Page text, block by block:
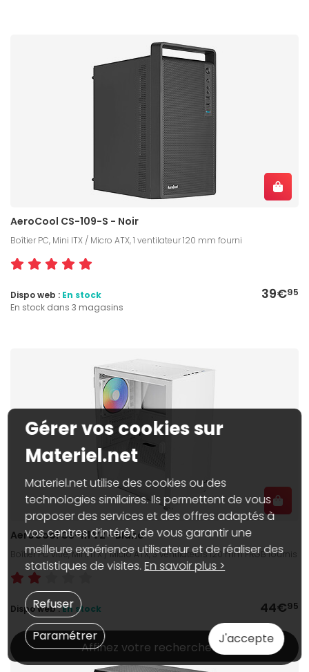
AeroCool CS-109-S - Noir
Boîtier PC, Mini ITX / Micro ATX, 1 ventilateur 120 mm fourni
39€95
Dispo web : En stock
En stock dans 3 magasins
AeroCool CS-111 V2 - Blanc
Boîtier PC vitré, Mini ITX / Micro ATX, 3 ventilateurs 120 mm FRGB fournis
44€95
Dispo web :En stock
Affinez votre recherche
Gérer vos cookies sur
Materiel.net
Materiel.net utilise des cookies ou des
technologies similaires. Ils permettent de vous
proposer des services et des offres adaptés à
vos centres d’intérêt, de vous garantir une
meilleure expérience utilisateur et de réaliser des
statistiques de visites.En savoir plus >
J'accepte
Paramétrer
Refuser